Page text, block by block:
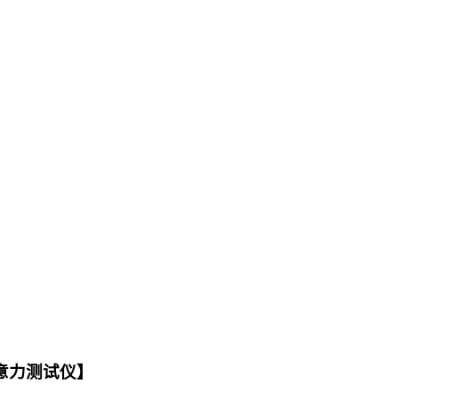
测试仪】